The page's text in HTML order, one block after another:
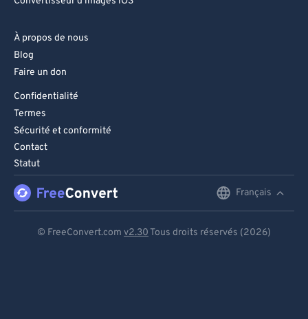
À propos de nous
Blog
Faire un don
Confidentialité
Termes
Sécurité et conformité
Contact
Statut
Français
© FreeConvert.com v2.30 Tous droits réservés (2026)